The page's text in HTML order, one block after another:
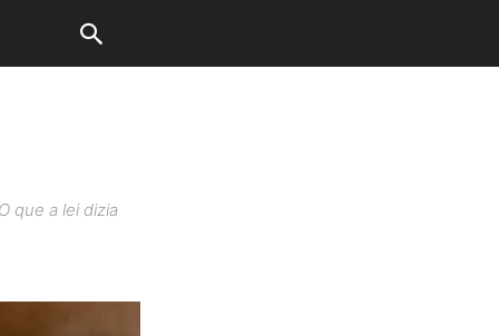
que a lei dizia